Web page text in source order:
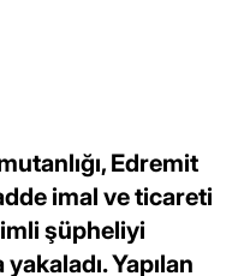
Edremit
imal ve ticareti
şüpheliyi
Yapılan